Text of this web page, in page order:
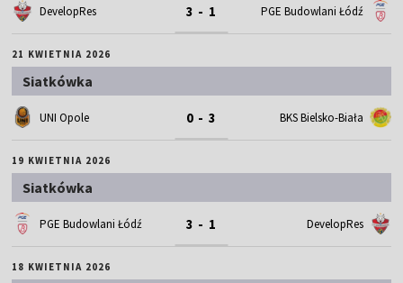
DevelopRes 3 - 1 PGE Budowlani Łódź
21 KWIETNIA 2026
Siatkówka
UNI Opole 0 - 3 BKS Bielsko-Biała
19 KWIETNIA 2026
Siatkówka
PGE Budowlani Łódź 3 - 1 DevelopRes
18 KWIETNIA 2026